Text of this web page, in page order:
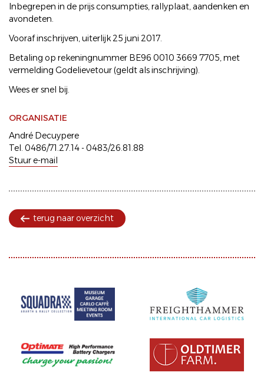
Inbegrepen in de prijs consumpties, rallyplaat, aandenken en
avondeten.
Vooraf inschrijven, uiterlijk 25 juni 2017.
Betaling op rekeningnummer BE96 0010 3669 7705, met
vermelding Godelievetour (geldt als inschrijving).
Wees er snel bij.
ORGANISATIE
André Decuypere
Tel. 0486/71.27.14 - 0483/26.81.88
Stuur e-mail
terug naar overzicht